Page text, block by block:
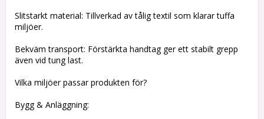
Slitstarkt material: Tillverkad av tålig textil som klarar tuffa
miljöer.
Bekväm transport: Förstärkta handtag ger ett stabilt grepp
även vid tung last.
Vilka miljöer passar produkten för?
Bygg & Anläggning: